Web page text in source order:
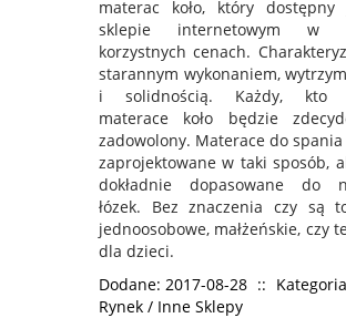
materac koło, który
sklepie internetowym w
korzystnych cenach.
starannym wykonaniem,
i solidnością. Każdy, kto
materace koło będzie
zadowolony. Materace do spania
zaprojektowane w taki sposób,
dokładnie dopasowane do
łózek. Bez znaczenia czy są
jednoosobowe, małżeńskie, czy
dla dzieci.
Dodane: 2017-08-28 ::
Rynek / Inne Sklepy